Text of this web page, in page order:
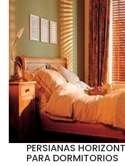
PERSIANAS
PARA DORMITORIOS